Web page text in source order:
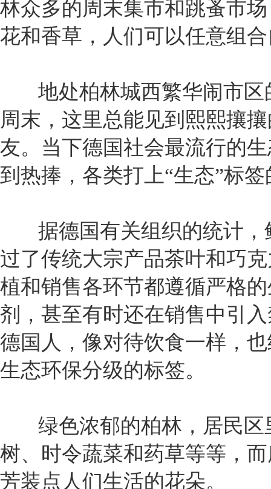
林众多的周末集市和跳蚤市
花和香草，人们可以任意组
地处柏林城西繁华闹市区
周末，这里总能见到熙熙攘
友。当下德国社会最流行的
到热捧，各类打上“生态”标
据德国有关组织的统计，
过了传统大宗产品茶叶和巧
植和销售各环节都遵循严格
剂，甚至有时还在销售中引
德国人，像对待饮食一样，
生态环保分级的标签。
绿色浓郁的柏林，居民区
树、时令蔬菜和药草等等，
芳装点人们生活的花朵。